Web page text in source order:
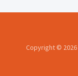
Copyright © 2026